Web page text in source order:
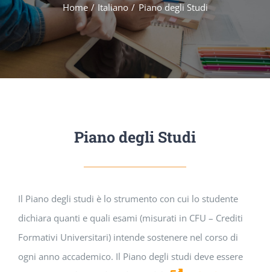
Home Italiano Piano degli Studi
Piano degli Studi
Il Piano degli studi è lo strumento con cui lo studente
dichiara quanti e quali esami (misurati in CFU – Crediti
Formativi Universitari) intende sostenere nel corso di
ogni anno accademico. Il Piano degli studi deve essere